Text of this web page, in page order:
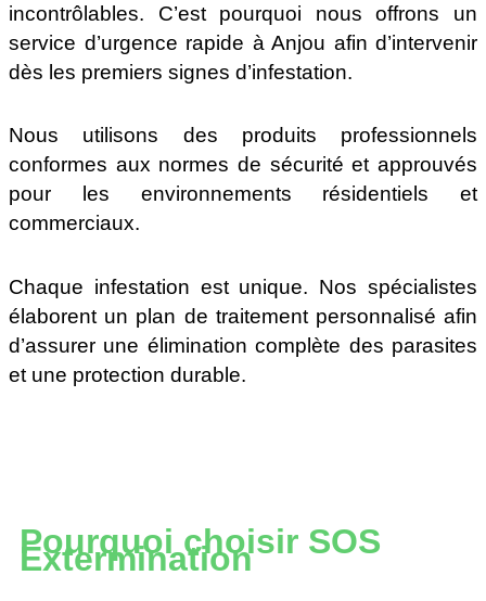
incontrôlables. C’est pourquoi nous offrons un
service d’urgence rapide à Anjou afin d’intervenir
dès les premiers signes d’infestation.
Nous utilisons des produits professionnels
conformes aux normes de sécurité et approuvés
pour les environnements résidentiels et
commerciaux.
Chaque infestation est unique. Nos spécialistes
élaborent un plan de traitement personnalisé afin
d’assurer une élimination complète des parasites
et une protection durable.
Pourquoi choisir SOS
Extermination